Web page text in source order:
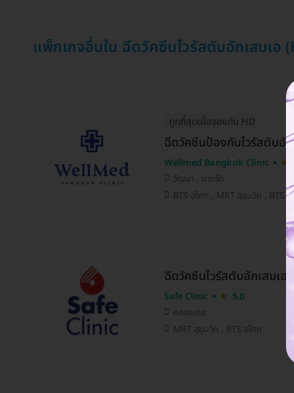
แพ็กเกจอื่นใน ฉีดวัคซีนไวรัสตับอักเสบเอ
ถูกที่สุดเมื่อจองกับ HD
ฉีดวัคซีนป้องกันไวรัสตับอัก
Wellmed Bangkok Clinic
วัฒนา , บางรัก
ฉีดวัคซีนไวรัสตับอักเสบเอ
Safe Clinic
5.0
คลองเตย
MRT สุขุมวิท , BTS อโศก